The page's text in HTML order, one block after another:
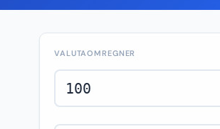
VALUTAOMREGNER